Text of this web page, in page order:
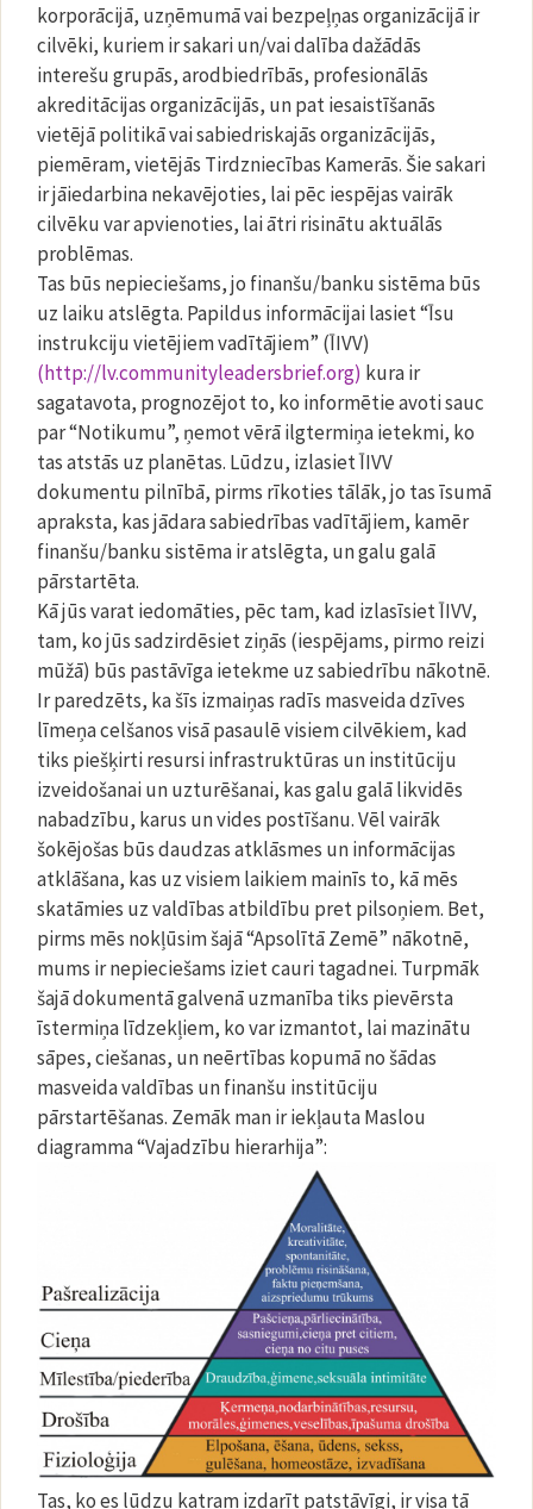
korporācijā, uzņēmumā vai bezpeļņas organizācijā ir
cilvēki, kuriem ir sakari un/vai dalība dažādās
interešu grupās, arodbiedrībās, profesionālās
akreditācijas organizācijās, un pat iesaistīšanās
vietējā politikā vai sabiedriskajās organizācijās,
piemēram, vietējās Tirdzniecības Kamerās. Šie sakari
ir jāiedarbina nekavējoties, lai pēc iespējas vairāk
cilvēku var apvienoties, lai ātri risinātu aktuālās
problēmas.
Tas būs nepieciešams, jo finanšu/banku sistēma būs
uz laiku atslēgta. Papildus informācijai lasiet “Īsu
instrukciju vietējiem vadītājiem” (ĪIVV)
(http://lv.communityleadersbrief.org) kura ir
sagatavota, prognozējot to, ko informētie avoti sauc
par “Notikumu”, ņemot vērā ilgtermiņa ietekmi, ko
tas atstās uz planētas. Lūdzu, izlasiet ĪIVV
dokumentu pilnībā, pirms rīkoties tālāk, jo tas īsumā
apraksta, kas jādara sabiedrības vadītājiem, kamēr
finanšu/banku sistēma ir atslēgta, un galu galā
pārstartēta.
Kā jūs varat iedomāties, pēc tam, kad izlasīsiet ĪIVV,
tam, ko jūs sadzirdēsiet ziņās (iespējams, pirmo reizi
mūžā) būs pastāvīga ietekme uz sabiedrību nākotnē.
Ir paredzēts, ka šīs izmaiņas radīs masveida dzīves
līmeņa celšanos visā pasaulē visiem cilvēkiem, kad
tiks piešķirti resursi infrastruktūras un institūciju
izveidošanai un uzturēšanai, kas galu galā likvidēs
nabadzību, karus un vides postīšanu. Vēl vairāk
šokējošas būs daudzas atklāsmes un informācijas
atklāšana, kas uz visiem laikiem mainīs to, kā mēs
skatāmies uz valdības atbildību pret pilsoņiem. Bet,
pirms mēs nokļūsim šajā “Apsolītā Zemē” nākotnē,
mums ir nepieciešams iziet cauri tagadnei. Turpmāk
šajā dokumentā galvenā uzmanība tiks pievērsta
īstermiņa līdzekļiem, ko var izmantot, lai mazinātu
sāpes, ciešanas, un neērtības kopumā no šādas
masveida valdības un finanšu institūciju
pārstartēšanas. Zemāk man ir iekļauta Maslou
diagramma “Vajadzību hierarhija”:
Tas, ko es lūdzu katram izdarīt patstāvīgi, ir visa tā